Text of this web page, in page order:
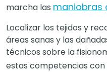
marcha las maniobras
Localizar los tejidos y
áreas sanas y las
técnicos sobre la
estas competencias con